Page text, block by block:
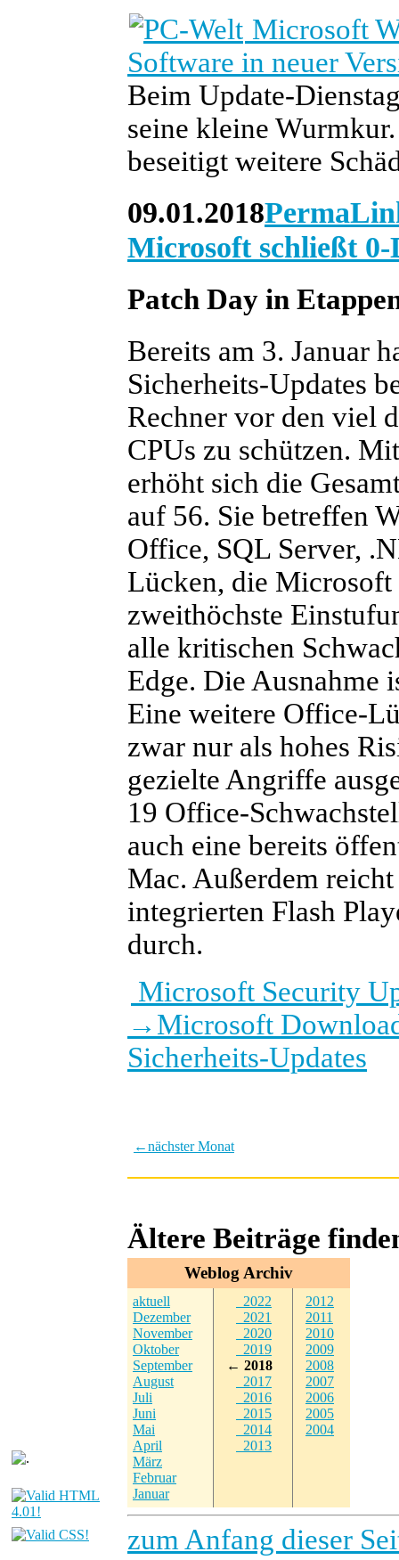
Microsoft
Software in neuer
Beim Update-
seine kleine
beseitigt weitere
09.01.2018
Microsoft schließt
Patch Day in
Bereits am 3. Januar
Sicherheits-Updates
Rechner vor den viel
CPUs zu schützen.
erhöht sich die
auf 56. Sie betreffen
Office, SQL Server,
Lücken, die
zweithöchste
alle kritischen
Edge. Die Ausnahme
Eine weitere Office-
zwar nur als hohes
gezielte Angriffe
19 Office-
auch eine bereits
Mac. Außerdem
integrierten Flash
durch.
Microsoft Security
→Microsoft
Sicherheits-Updates
←nächster Monat
Ältere Beiträge
Weblog Archiv
aktuell
Dezember
November
Oktober
September
August
Juli
Juni
Mai
April
März
Februar
Januar
2022
2021
2020
2019
← 2018
2017
2016
2015
2014
2013
2012
2011
2010
2009
2008
2007
2006
2005
2004
zum Anfang dieser